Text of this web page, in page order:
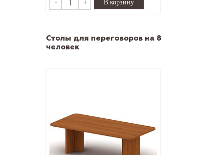
- +
Столы для переговоров на 8
человек